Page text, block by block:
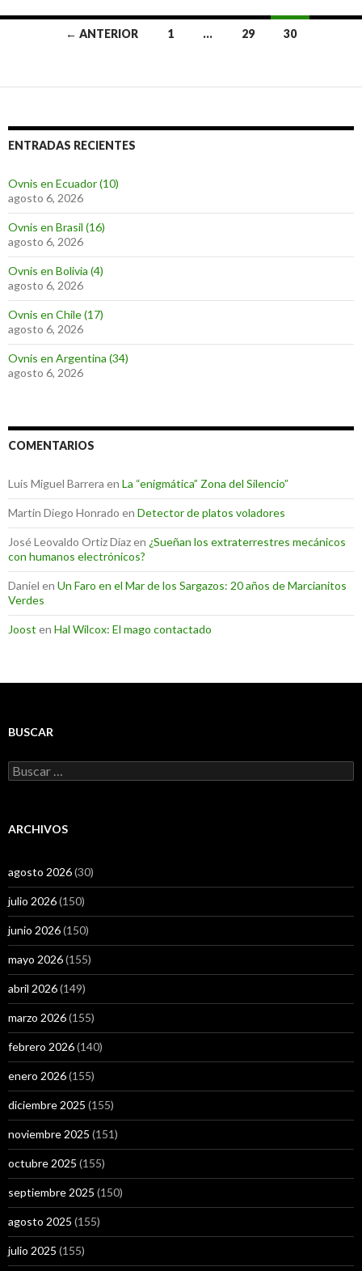
las
← ANTERIOR 1 … 29 30
ENTRADAS RECIENTES
Ovnis en Ecuador (10)
agosto 6, 2026
Ovnis en Brasil (16)
agosto 6, 2026
Ovnis en Bolivia (4)
agosto 6, 2026
Ovnis en Chile (17)
agosto 6, 2026
Ovnis en Argentina (34)
agosto 6, 2026
COMENTARIOS
Luis Miguel Barrera en La “enigmática” Zona del Silencio”
Martin Diego Honrado en Detector de platos voladores
José Leovaldo Ortiz Díazen ¿Sueñan los extraterrestres mecánicos
con humanos electrónicos?
Daniel en Un Faro en el Mar de los Sargazos: 20 años de Marcianitos
Verdes
Joost en Hal Wilcox: El mago contactado
BUSCAR
Buscar:
ARCHIVOS
agosto 2026(30)
julio 2026(150)
junio 2026(150)
mayo 2026(155)
abril 2026(149)
marzo 2026(155)
febrero 2026(140)
enero 2026(155)
diciembre 2025 (155)
noviembre 2025 (151)
octubre 2025 (155)
septiembre 2025 (150)
agosto 2025 (155)
julio 2025 (155)